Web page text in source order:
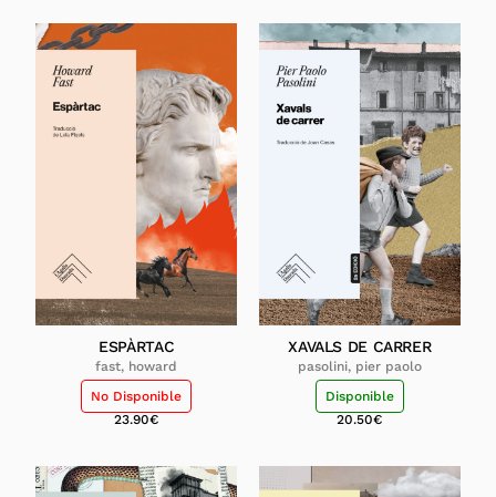
ESPÀRTAC
fast, howard
No Disponible
23.90€
XAVALS DE CARRER
pasolini, pier paolo
Disponible
20.50€